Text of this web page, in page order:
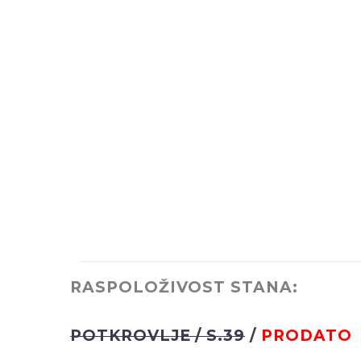
RASPOLOŽIVOST STANA:
POTKROVLJE / S.39/ PRODATO